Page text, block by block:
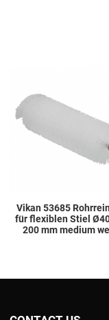
Vikan 53685
für flexiblen Stiel
200 mm medium